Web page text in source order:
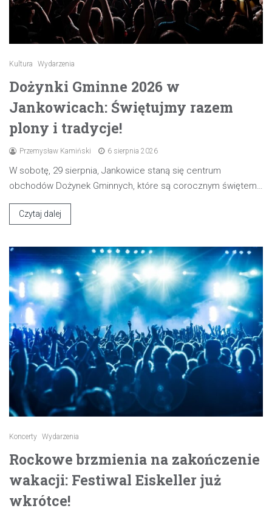
Kultura Wydarzenia
Dożynki Gminne 2026 w
Jankowicach: Świętujmy razem
plony i tradycje!
Przemysław Kamiński 6 sierpnia 2026
W sobotę, 29 sierpnia, Jankowice staną się centrum
obchodów Dożynek Gminnych, które są corocznym świętem…
Czytaj dalej
Koncerty Wydarzenia
Rockowe brzmienia na zakończenie
wakacji: Festiwal Eiskeller już
wkrótce!